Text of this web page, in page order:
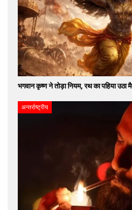
भगवान कृष्ण ने तोड़ा नियम, रथ का पहिया उठा
अन्तर्राष्ट्रीय